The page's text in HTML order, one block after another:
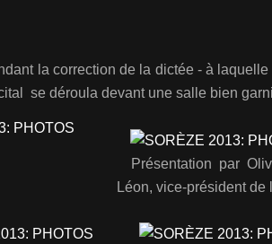
la correction de la dictée - à
se déroula devant une salle bien
Présentation par
Léon, vice-président